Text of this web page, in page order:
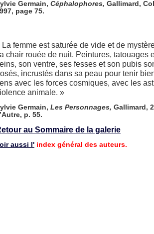
Germain, Céphalophores, Gallimard,
page 75.
La femme est saturée de vide et de
chair rouée de nuit. Peintures, tatouages
son ventre, ses fesses et son pubis
incrustés dans sa peau pour tenir
avec les forces cosmiques, avec les
animale. »
Germain, Les Personnages, Gallimard,
p. 55.
au Sommaire de la galerie
aussi l' index général des auteurs.